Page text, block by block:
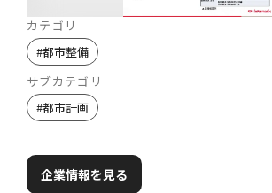
カテゴリ
#都市整備
サブカテゴリ
#都市計画
企業情報を見る